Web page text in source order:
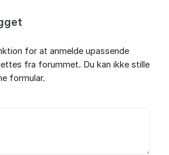
for at anmelde upassende
fra forummet. Du kan ikke stille
formular.